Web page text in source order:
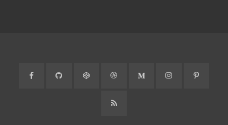
Facebook GitHub CodePen DribbbleMedium Instagram
RSS